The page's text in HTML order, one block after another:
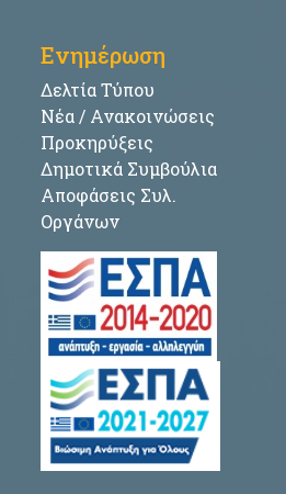
Ενημέρωση
Δελτία Τύπου
Νέα / Ανακοινώσεις
Προκηρύξεις
Δημοτικά Συμβούλια
Αποφάσεις Συλ.
Οργάνων